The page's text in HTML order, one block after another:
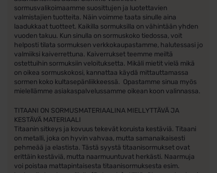
sormusvalikoimaamme suosittujen ja luotettavien
valmistajien tuotteita. Näin voimme taata sinulle aina
laadukkaat tuotteet. Kaikilla sormuksilla on vähintään yhden
vuoden takuu. Kun sinulla on sormuskoko tiedossa, voit
helposti tilata sormuksen verkkokaupastamme, halutessasi jo
valmiiksi kaiverrettuna. Kaiverrukset teemme meiltä
ostettuihin sormuksiin veloituksetta. Mikäli mietit vielä mikä
on oikea sormuskokosi, kannattaa käydä mittauttamassa
sormen koko kultasepänliikkeessä. Opastamme sinua myös
mielellämme asiakaspalvelussamme oikean koon valinnassa.
TITAANI ON SORMUSMATERIAALINA MIELLYTTÄVÄ JA
KESTÄVÄ MATERIAALI
Titaanin sitkeys ja kovuus tekevät koruista kestäviä. Titaani
on metalli, joka on hyvin vahvaa, mutta samanaikaisesti
pehmeää ja elastista. Tästä syystä titaanisormukset ovat
erittäin kestäviä, mutta naarmuuntuvat herkästi. Naarmuja
voi poistaa mattapintaisesta titaanisormuksesta esim.